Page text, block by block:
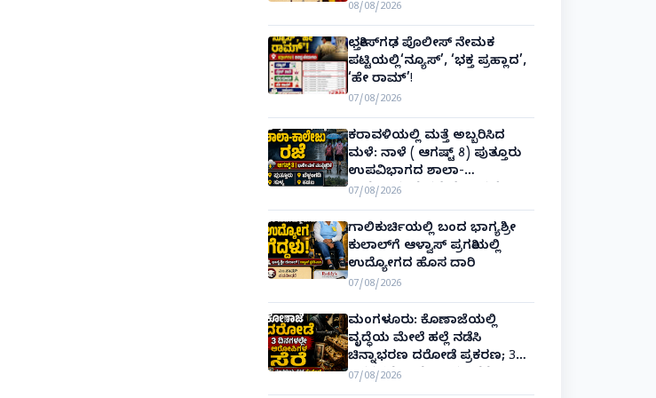
08/08/2026
ಛತ್ತೀಸ್‌ಗಢ ಪೊಲೀಸ್ ನೇಮಕ
ಪಟ್ಟಿಯಲ್ಲಿ‘ನ್ಯೂಸ್’, ‘ಭಕ್ತ ಪ್ರಹ್ಲಾದ’,
‘ಹೇ ರಾಮ್’!
07/08/2026
ಕರಾವಳಿಯಲ್ಲಿ ಮತ್ತೆ ಅಬ್ಬರಿಸಿದ
ಮಳೆ: ನಾಳೆ ( ಆಗಷ್ಟ್ 8) ಪುತ್ತೂರು
ಉಪವಿಭಾಗದ ಶಾಲಾ-
ಕಾಲೇಜುಗಳಿಗೆ ರಜೆ ಘೋಷಣೆ!
07/08/2026
ಗಾಲಿಕುರ್ಚಿಯಲ್ಲಿ ಬಂದ ಭಾಗ್ಯಶ್ರೀ
ಕುಲಾಲ್‌ಗೆ ಆಳ್ವಾಸ್ ಪ್ರಗತಿಯಲ್ಲಿ
ಉದ್ಯೋಗದ ಹೊಸ ದಾರಿ
07/08/2026
ಮಂಗಳೂರು: ಕೊಣಾಜೆಯಲ್ಲಿ
ವೃದ್ಧೆಯ ಮೇಲೆ ಹಲ್ಲೆ ನಡೆಸಿ
ಚಿನ್ನಾಭರಣ ದರೋಡೆ ಪ್ರಕರಣ; 3
ದಿನಗಳಲ್ಲೇ ಆರೋಪಿಗಳ ಸೆರೆ!
07/08/2026